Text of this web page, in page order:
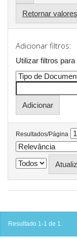
Retornar valores
Adicionar filtros:
Utilizar filtros
Resultados/Página
Resultado 1-1 de 1.